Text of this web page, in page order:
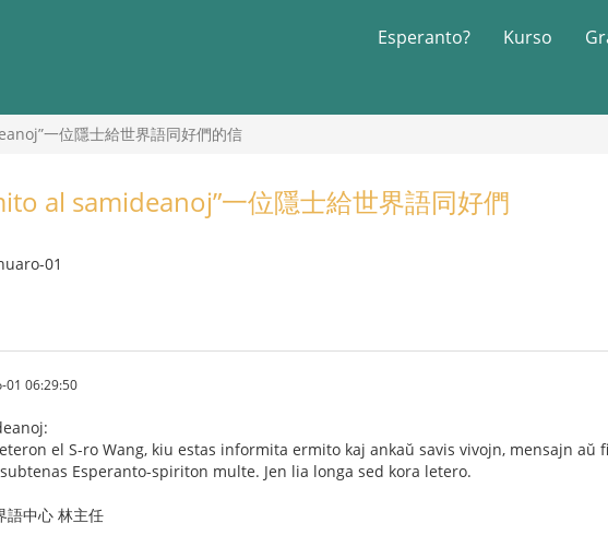
Esperanto? Kurso
一位隱士給世界語同好們的信
al samideanoj”一位隱士給世界語同好們
01
01 06:29:50
el S-ro Wang, kiu estas informita ermito kaj ankaŭ savis vivojn, mensajn
Esperanto-spiriton multe. Jen lia longa sed kora letero.
語中心 林主任